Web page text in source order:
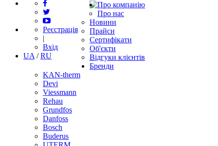
Реєстрація
|
Вхід
UA /RU
Про компанію
Про нас
Новини
Прайси
Сертифікати
Об'єкти
Відгуки клієнтів
Бренди
KAN-therm
Devi
Viessmann
Rehau
Grundfos
Danfoss
Bosch
Buderus